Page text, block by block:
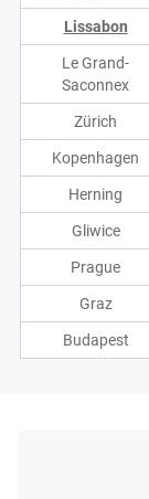
Lissabon
Le Grand-
Saconnex
Zürich
Kopenhagen
Herning
Gliwice
Prague
Graz
Budapest